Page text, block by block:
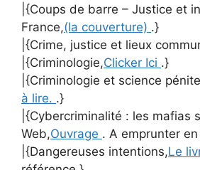
|{Coups de barre – Justice et
France,(la couverture) .}
|{Crime, justice et lieux
|{Criminologie,Clicker Ici .}
|{Criminologie et science
à lire. .}
|{Cybercriminalité : les mafias
Web,Ouvrage . A emprunter
|{Dangereuses intentions,Le